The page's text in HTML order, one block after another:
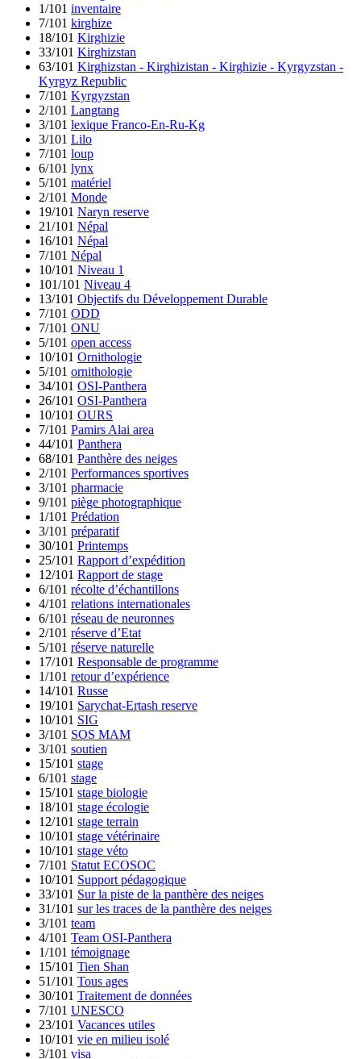
1/101 inventaire
7/101 kirghize
18/101 Kirghizie
33/101 Kirghizstan
63/101 Kirghizstan - Kirghizistan - Kirghizie - Kyrgyzstan -
Kyrgyz Republic
7/101 Kyrgyzstan
2/101 Langtang
3/101 lexique Franco-En-Ru-Kg
3/101 Lilo
7/101 loup
6/101 lynx
5/101 matériel
2/101 Monde
19/101 Naryn reserve
21/101 Népal
16/101 Népal
7/101 Népal
10/101 Niveau 1
101/101 Niveau 4
13/101 Objectifs du Développement Durable
7/101 ODD
7/101 ONU
5/101 open access
10/101 Ornithologie
5/101 ornithologie
34/101 OSI-Panthera
26/101 OSI-Panthera
10/101 OURS
7/101 Pamirs Alai area
44/101 Panthera
68/101 Panthère des neiges
2/101 Performances sportives
3/101 pharmacie
9/101 piège photographique
1/101 Prédation
3/101 préparatif
30/101 Printemps
25/101 Rapport d’expédition
12/101 Rapport de stage
6/101 récolte d’échantillons
4/101 relations internationales
6/101 réseau de neuronnes
2/101 réserve d’Etat
5/101 réserve naturelle
17/101 Responsable de programme
1/101 retour d’expérience
14/101 Russe
19/101 Sarychat-Ertash reserve
10/101 SIG
3/101 SOS MAM
3/101 soutien
15/101 stage
6/101 stage
15/101 stage biologie
18/101 stage écologie
12/101 stage terrain
10/101 stage vétérinaire
10/101 stage véto
7/101 Statut ECOSOC
10/101 Support pédagogique
33/101 Sur la piste de la panthère des neiges
31/101 sur les traces de la panthère des neiges
3/101 team
4/101 Team OSI-Panthera
1/101 témoignage
15/101 Tien Shan
51/101 Tous ages
30/101 Traitement de données
7/101 UNESCO
23/101 Vacances utiles
10/101 vie en milieu isolé
3/101 visa